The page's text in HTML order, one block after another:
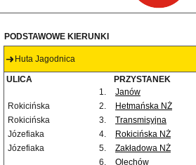
PODSTAWOWE KIERUNKI
Huta Jagodnica
ULICA PRZYSTANEK
1.
Janów
Rokicińska
2. Hetmańska NŻ
Rokicińska
3. Transmisyjna
Józefiaka
4. Rokicińska NŻ
Józefiaka
5. Zakładowa NŻ
6.
Olechów